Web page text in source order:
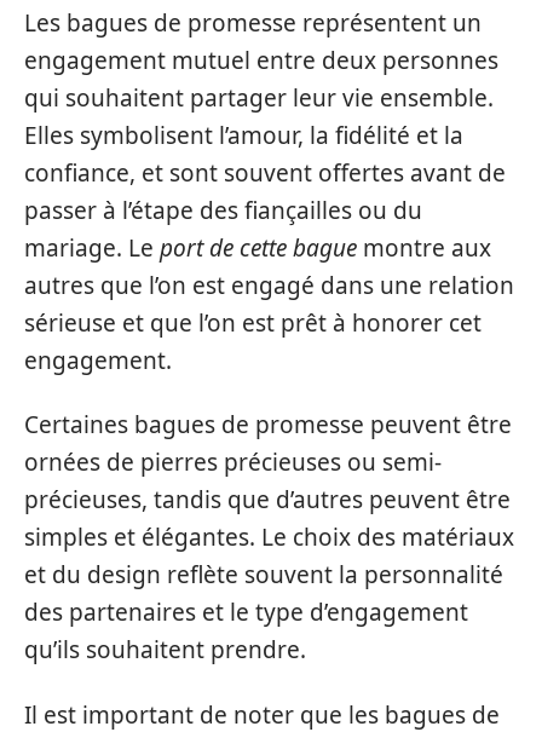
Les bagues de promesse représentent un
engagement mutuel entre deux personnes
qui souhaitent partager leur vie ensemble.
Elles symbolisent l’amour, la fidélité et la
confiance, et sont souvent offertes avant de
passer à l’étape des fiançailles ou du
mariage. Le port de cette bague montre aux
autres que l’on est engagé dans une relation
sérieuse et que l’on est prêt à honorer cet
engagement.
Certaines bagues de promesse peuvent être
ornées de pierres précieuses ou semi-
précieuses, tandis que d’autres peuvent être
simples et élégantes. Le choix des matériaux
et du design reflète souvent la personnalité
des partenaires et le type d’engagement
qu’ils souhaitent prendre.
Il est important de noter que les bagues de